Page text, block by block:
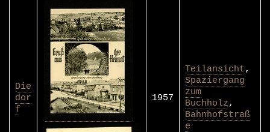
Die
dor
f
1957
Teilansicht,
Spaziergang
zum
Buchholz,
Bahnhofstraß
e